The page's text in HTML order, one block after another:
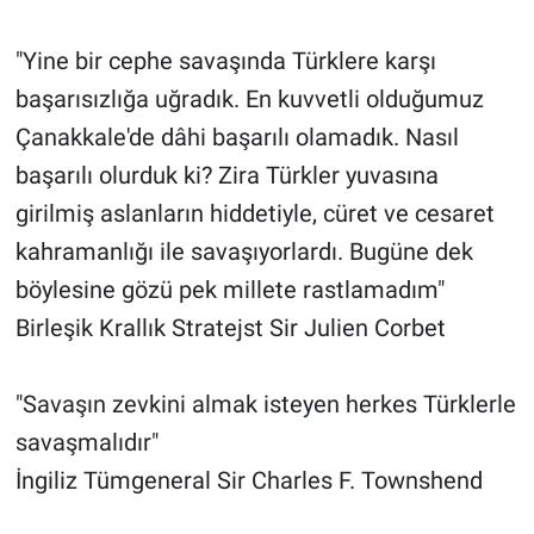
"Yine bir cephe savaşında Türklere karşı
başarısızlığa uğradık. En kuvvetli olduğumuz
Çanakkale'de dâhi başarılı olamadık. Nasıl
başarılı olurduk ki? Zira Türkler yuvasına
girilmiş aslanların hiddetiyle, cüret ve cesaret
kahramanlığı ile savaşıyorlardı. Bugüne dek
böylesine gözü pek millete rastlamadım"
Birleşik Krallık Stratejst Sir Julien Corbet
"Savaşın zevkini almak isteyen herkes Türklerle
savaşmalıdır"
İngiliz Tümgeneral Sir Charles F. Townshend